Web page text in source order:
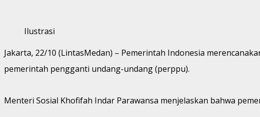
Ilustrasi
Jakarta, 22/10 (LintasMedan) – Pemerintah Indonesia
pemerintah pengganti undang-undang (perppu).
Menteri Sosial Khofifah Indar Parawansa menjelaskan bahwa